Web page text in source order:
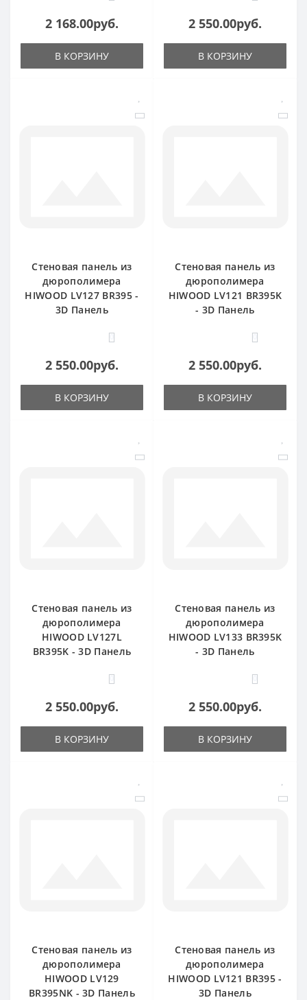
2 168.00руб.
В КОРЗИНУ
2 550.00руб.
В КОРЗИНУ
Стеновая панель из
дюрополимера
HIWOOD LV127 BR395 -
3D Панель
0
2 550.00руб.
В КОРЗИНУ
Стеновая панель из
дюрополимера
HIWOOD LV121 BR395K
- 3D Панель
0
2 550.00руб.
В КОРЗИНУ
Стеновая панель из
дюрополимера
HIWOOD LV127L
BR395K - 3D Панель
0
2 550.00руб.
В КОРЗИНУ
Стеновая панель из
дюрополимера
HIWOOD LV133 BR395K
- 3D Панель
0
2 550.00руб.
В КОРЗИНУ
Стеновая панель из
дюрополимера
HIWOOD LV129
BR395NK - 3D Панель
Стеновая панель из
дюрополимера
HIWOOD LV121 BR395 -
3D Панель